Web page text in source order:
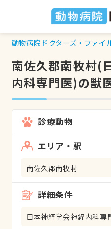
動物病院ドクターズ・ファイ
南佐久郡南牧村(
内科専門医)の獣
診療動物
エリア・駅
南佐久郡南牧村
詳細条件
日本神経学会神経内科専